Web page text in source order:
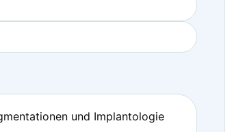
und Implantologie